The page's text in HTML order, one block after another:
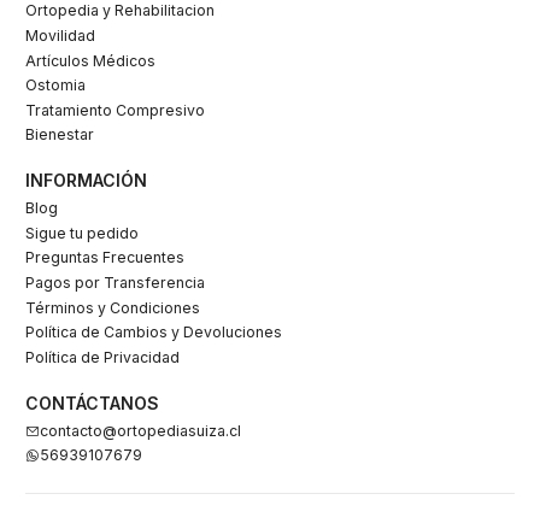
Ortopedia y Rehabilitacion
Movilidad
Artículos Médicos
Ostomia
Tratamiento Compresivo
Bienestar
INFORMACIÓN
Blog
Sigue tu pedido
Preguntas Frecuentes
Pagos por Transferencia
Términos y Condiciones
Política de Cambios y Devoluciones
Política de Privacidad
CONTÁCTANOS
contacto@ortopediasuiza.cl
56939107679